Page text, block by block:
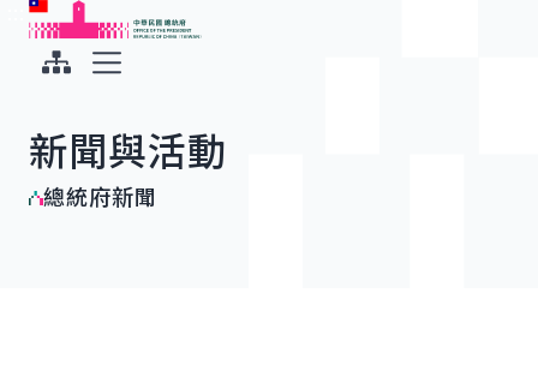
跳到主要內容
中華民國總統府
新聞與活動
總統府新聞